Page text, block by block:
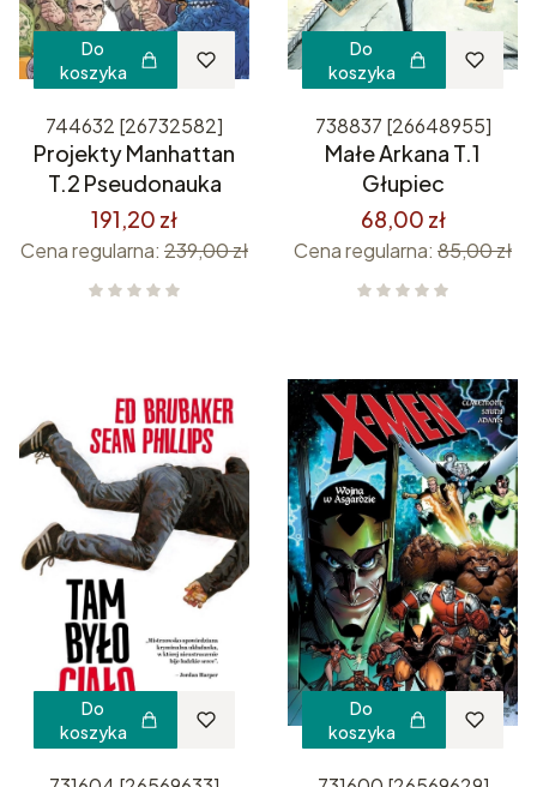
Do
koszyka
744632 [26732582]
Projekty Manhattan
T.2 Pseudonauka
191,20 zł
Cena regularna: 239,00 zł
Do
koszyka
738837 [26648955]
Małe Arkana T.1
Głupiec
68,00 zł
Cena regularna: 85,00 zł
Do
koszyka
Do
koszyka